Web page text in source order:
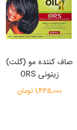
صاف کننده مو (گلت)
زیتونی ORS
1,435,000 تومان